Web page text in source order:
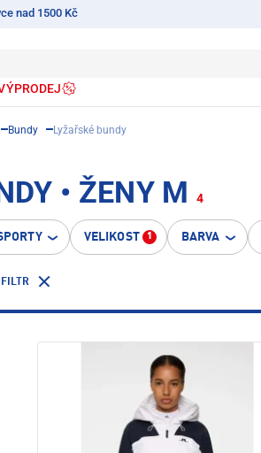
nad 1500 Kč
Bundy Lyžařské bundy
• ŽENY M 4
VELIKOST 1 BARVA